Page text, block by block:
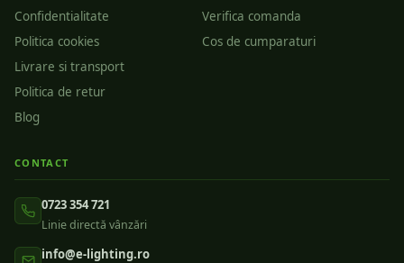
Confidentialitate
Politica cookies
Livrare si transport
Politica de retur
Blog
Verifica comanda
Cos de cumparaturi
CONTACT
0723 354 721
Linie directă vânzări
info@e-lighting.ro